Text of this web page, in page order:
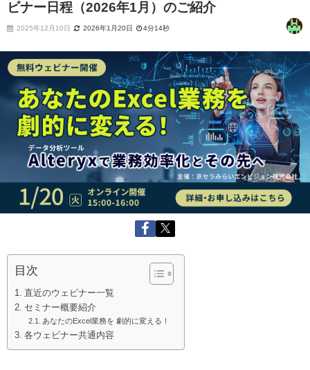
ビナー日程（2026年1月）のご紹介
2025年12月10日 2026年1月20日 4分14秒
目次
直近のウェビナー一覧
セミナー概要紹介
あなたのExcel業務を 劇的に変える！
各ウェビナー共通内容